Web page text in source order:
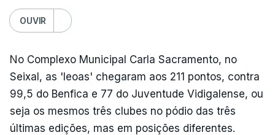
OUVIR
No Complexo Municipal Carla Sacramento, no
Seixal, as 'leoas' chegaram aos 211 pontos, contra
99,5 do Benfica e 77 do Juventude Vidigalense, ou
seja os mesmos três clubes no pódio das três
últimas edições, mas em posições diferentes.